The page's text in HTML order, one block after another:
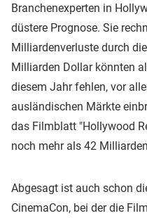
Branchenexperten in
düstere Prognose. Sie
Milliardenverluste durch
Milliarden Dollar könnten
diesem Jahr fehlen, vor
ausländischen Märkte
das Filmblatt "Hollywood
noch mehr als 42
Abgesagt ist auch schon
CinemaCon, bei der die